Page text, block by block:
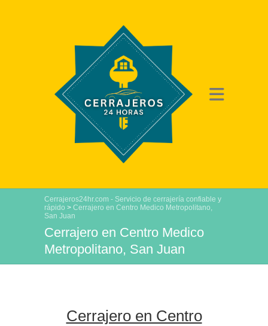
Cerrajeros24hr.com - Servicio de cerrajería confiable y
rápido > Cerrajero en Centro Medico Metropolitano,
San Juan
Cerrajero en Centro Medico
Metropolitano, San Juan
Cerrajero en Centro